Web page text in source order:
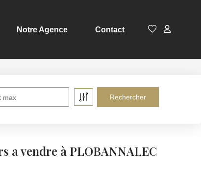
Notre Agence Contact
max
a vendre à PLOBANNALEC